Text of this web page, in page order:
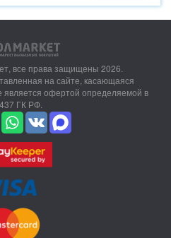
все права защищены 2026.
на сайте, касающаяся
является офертой определяемой в
ГК РФ.